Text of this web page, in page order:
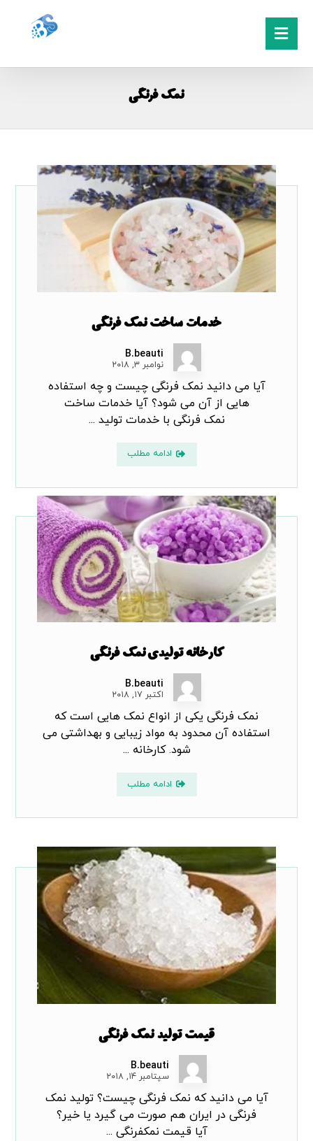
نمک فرنگی
خدمات ساخت نمک فرنگی
B.beauti
نوامبر ۳, ۲۰۱۸
آیا می دانید نمک فرنگی چیست و چه استفاده
هایی از آن می شود؟ آیا خدمات ساخت
نمک فرنگی با خدمات تولید ...
ادامه مطلب
کارخانه تولیدی نمک فرنگی
B.beauti
اکتبر ۱۷, ۲۰۱۸
نمک فرنگی یکی از انواع نمک هایی است که
استفاده آن محدود به مواد زیبایی و بهداشتی می
شود. کارخانه ...
ادامه مطلب
قیمت تولید نمک فرنگی
B.beauti
سپتامبر ۱۴, ۲۰۱۸
آیا می دانید که نمک فرنگی چیست؟ تولید نمک
فرنگی در ایران هم صورت می گیرد یا خیر؟
آیا قیمت نمکفرنگی ...